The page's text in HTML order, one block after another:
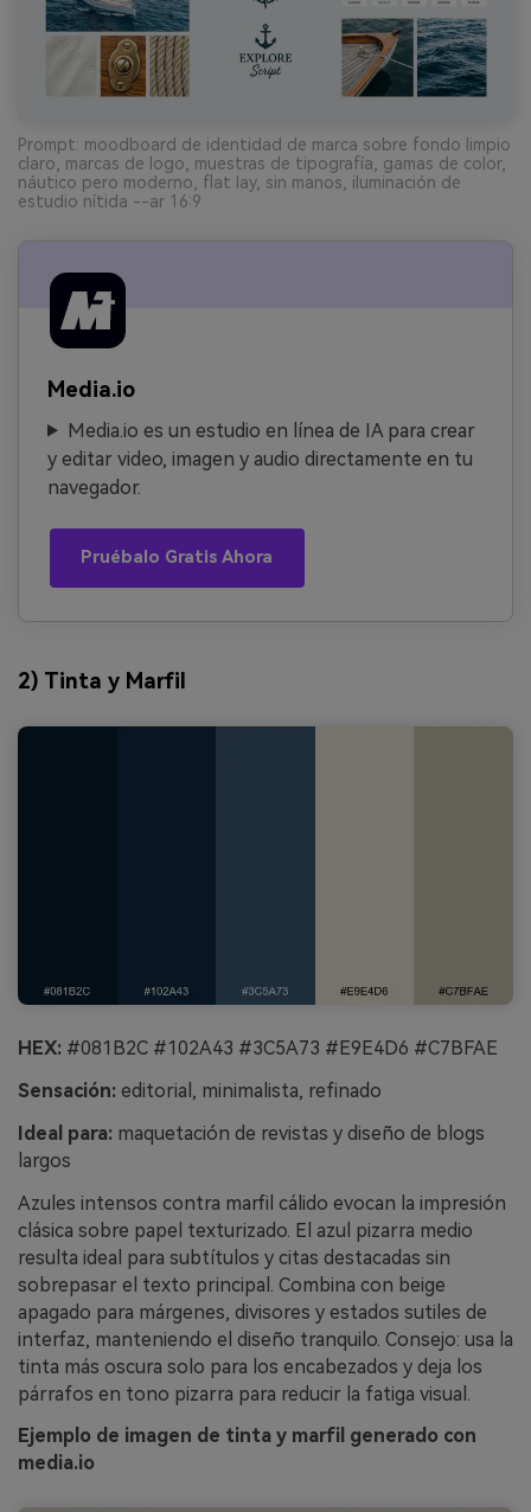
Prompt: moodboard de identidad de marca sobre fondo limpio
claro, marcas de logo, muestras de tipografía, gamas de color,
náutico pero moderno, flat lay, sin manos, iluminación de
estudio nítida --ar 16:9
Media.io
Media.io es un estudio en línea de IA para crear
y editar video, imagen y audio directamente en tu
navegador.
Pruébalo Gratis Ahora
2) Tinta y Marfil
HEX: #081B2C #102A43 #3C5A73 #E9E4D6 #C7BFAE
Sensación: editorial, minimalista, refinado
Ideal para: maquetación de revistas y diseño de blogs
largos
Azules intensos contra marfil cálido evocan la impresión
clásica sobre papel texturizado. El azul pizarra medio
resulta ideal para subtítulos y citas destacadas sin
sobrepasar el texto principal. Combina con beige
apagado para márgenes, divisores y estados sutiles de
interfaz, manteniendo el diseño tranquilo. Consejo: usa la
tinta más oscura solo para los encabezados y deja los
párrafos en tono pizarra para reducir la fatiga visual.
Ejemplo de imagen de tinta y marfil generado con
media.io